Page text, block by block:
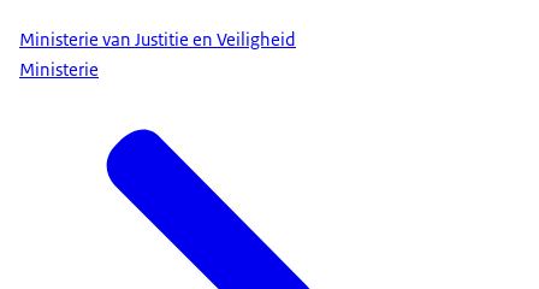
Ministerie van Justitie en Veiligheid
Ministerie